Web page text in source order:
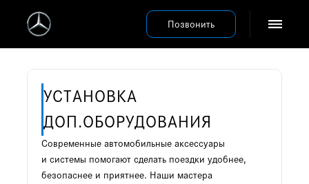
Позвонить
УСТАНОВКА
ДОП.ОБОРУДОВАНИЯ
Современные автомобильные аксессуары
и системы помогают сделать поездки удобнее,
безопаснее и приятнее. Наши мастера